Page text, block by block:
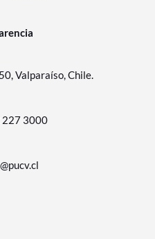
Valparaíso, Chile.
227 3000